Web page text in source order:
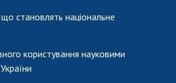
становлять національне
користування науковими